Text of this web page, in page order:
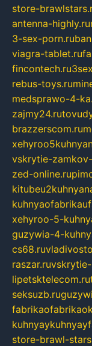
store-
antenna-highly.ru
3-sex-porn.ru
viagra-tablet.ru
fincontech.ru
rebus-toys.ru
medsprawo-4-
zajmy24.ru
brazzerscom.ru
vskrytie-
zed-online.ru
xehyroo-5-
guzywia-4-
cs68.ru
raszar.ruvskrytie-
lipetsktelecom.ru
seksuzb.ru
store-brawl-